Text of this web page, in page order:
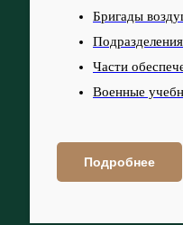
Бригады
Части
Военные
Подробнее